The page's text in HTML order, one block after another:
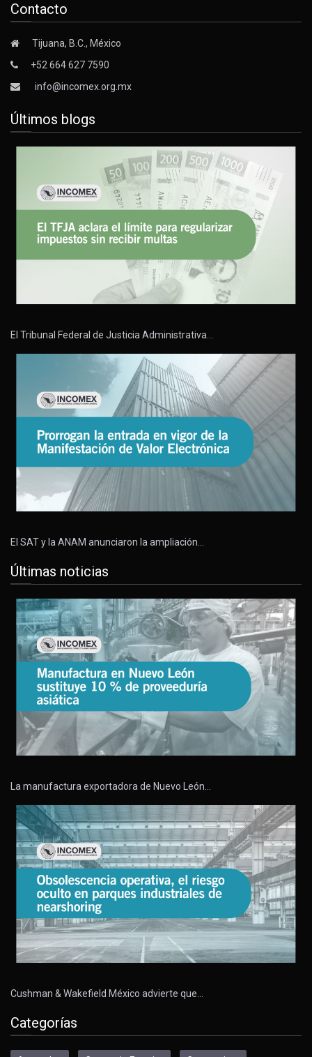
Contacto
Tijuana, B.C., México
+52 664 627 7590
info@incomex.org.mx
Últimos blogs
El Tribunal Federal de Justicia Administrativa…
El SAT y la ANAM anunciaron la ampliación…
Últimas noticias
La manufactura exportadora de Nuevo León…
Cushman & Wakefield México advierte que…
Categorías